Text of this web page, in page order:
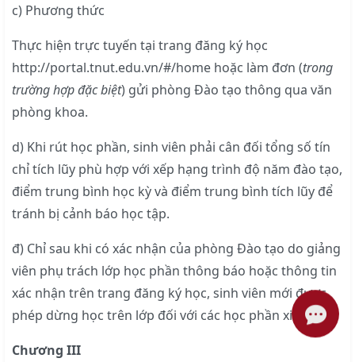
c) Phương thức
Thực hiện trực tuyến tại trang đăng ký học
http://portal.tnut.edu.vn/#/home hoặc làm đơn (trong
trường hợp đặc biệt) gửi phòng Đào tạo thông qua văn
phòng khoa.
d) Khi rút học phần, sinh viên phải cân đối tổng số tín
chỉ tích lũy phù hợp với xếp hạng trình độ năm đào tạo,
điểm trung bình học kỳ và điểm trung bình tích lũy để
tránh bị cảnh báo học tập.
đ) Chỉ sau khi có xác nhận của phòng Đào tạo do giảng
viên phụ trách lớp học phần thông báo hoặc thông tin
xác nhận trên trang đăng ký học, sinh viên mới được
phép dừng học trên lớp đối với các học phần xin rút.
Chương III